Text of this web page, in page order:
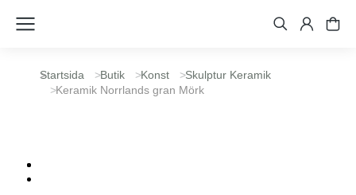
Du är här:
Startsida Butik Konst
Skulptur Keramik
Keramik Norrlands gran Mörk